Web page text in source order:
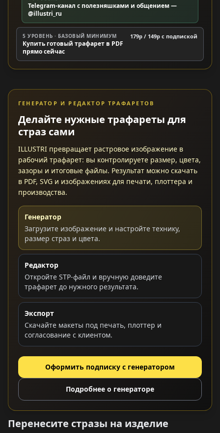
Telegram-канал с полезняшками и общением —
@illustri_ru
5 УРОВЕНЬ · БАЗОВЫЙ МИНИМУМ
Купить готовый трафарет в PDF
прямо сейчас
179р / 149р c подпиской
ГЕНЕРАТОР И РЕДАКТОР ТРАФАРЕТОВ
Делайте нужные трафареты для
страз сами
ILLUSTRI превращает растровое изображение в
рабочий трафарет: вы контролируете размер, цвета,
зазоры и итоговые файлы. Результат можно скачать
в PDF, SVG и изображениях для печати, плоттера и
производства.
Генератор
Загрузите изображение и настройте технику,
размер страз и цвета.
Редактор
Откройте STP-файл и вручную доведите
трафарет до нужного результата.
Экспорт
Скачайте макеты под печать, плоттер и
согласование с клиентом.
Оформить подписку с генератором
Подробнее о генераторе
Перенесите стразы на изделие